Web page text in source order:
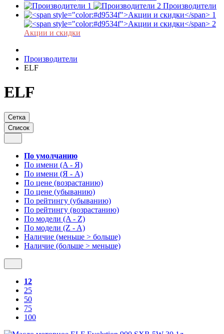
Производители
Акции и скидки
Производители
ELF
ELF
Сетка
Список
По умолчанию
По имени (A - Я)
По имени (Я - A)
По цене (возрастанию)
По цене (убыванию)
По рейтингу (убыванию)
По рейтингу (возрастанию)
По модели (A - Z)
По модели (Z - A)
Наличие (меньше > больше)
Наличие (больше > меньше)
12
25
50
75
100